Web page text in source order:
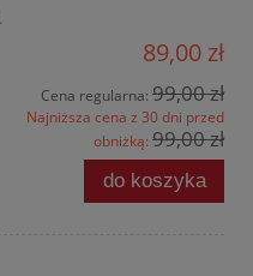
89,00 zł
Cena regularna: 99,00 zł
Najniższa cena z 30 dni przed
obniżką: 99,00 zł
do koszyka